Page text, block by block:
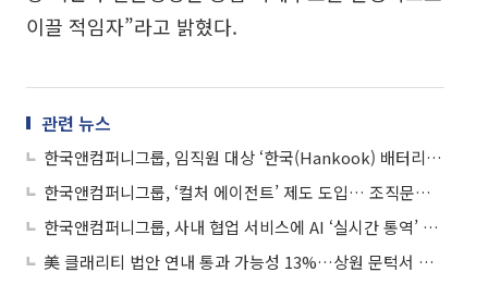
이끌 적임자”라고 밝혔다.
관련 뉴스
한국앤컴퍼니그룹, 임직원 대상 ‘한국(Hankook) 배터리’ 경쟁력 알린다
한국앤컴퍼니그룹, ‘컬처 에이전트’ 제도 도입… 조직문화 실행 체계 강화
한국앤컴퍼니그룹, 사내 협업 서비스에 AI ‘실시간 통역’ 도입
美 클래리티 법안 연내 통과 가능성 13%…상원 문턱서 제동